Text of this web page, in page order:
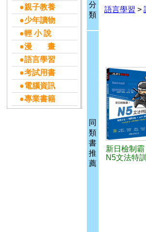
●親子教養
●少年讀物
●輕 小 說
●漫 畫
●語言學習
●考試用書
●電腦資訊
●專業書籍
分
類
語言學習 >
同
類
書
推
薦
新日檢制霸
N5文法特